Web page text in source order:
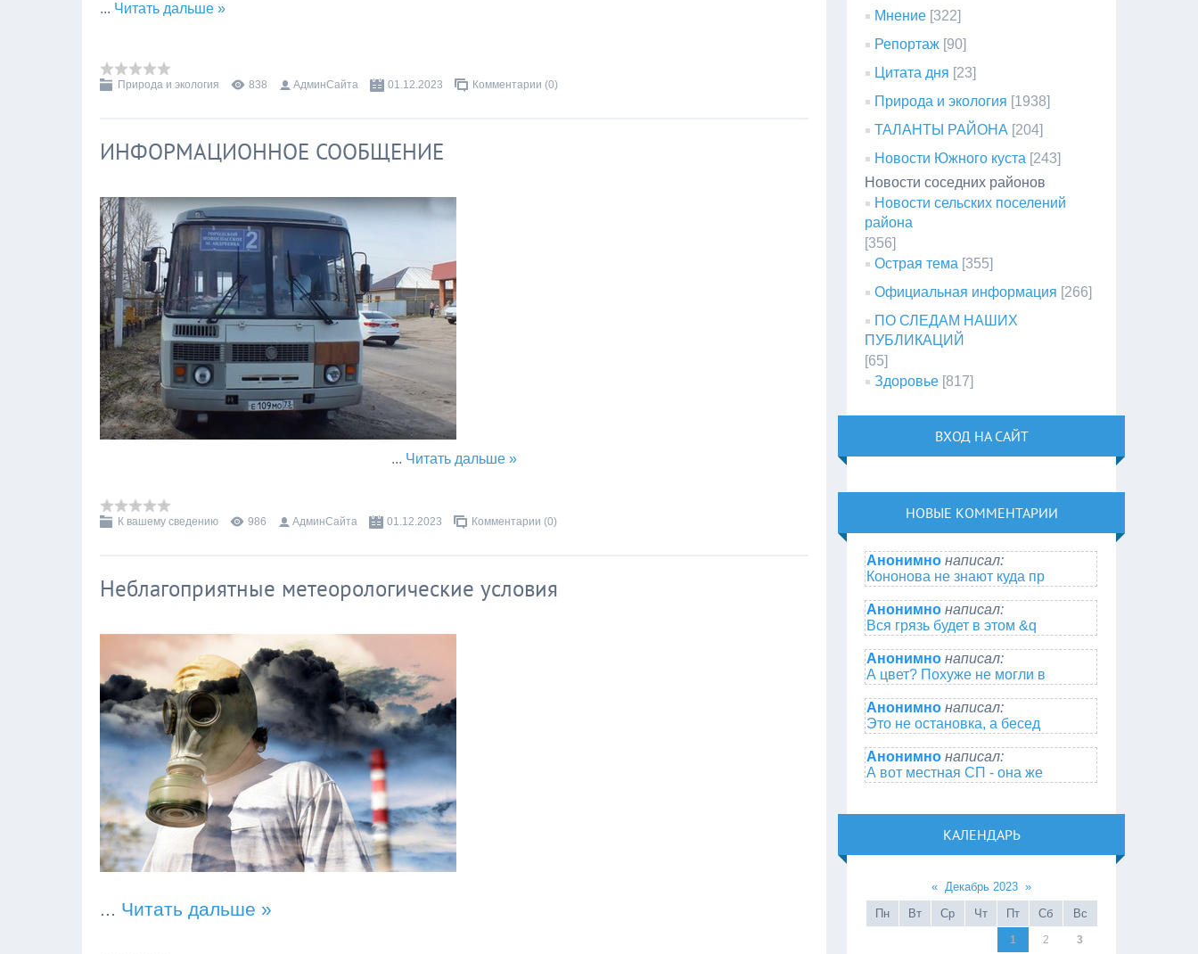
... Читать дальше »
Природа и экология 838 АдминСайта 01.12.2023 Комментарии (0)
ИНФОРМАЦИОННОЕ СООБЩЕНИЕ
... Читать дальше »
К вашему сведению 986 АдминСайта 01.12.2023 Комментарии (0)
Неблагоприятные метеорологические условия
... Читать дальше »
Мнение [322]
Репортаж [90]
Цитата дня [23]
Природа и экология [1938]
ТАЛАНТЫ РАЙОНА [204]
Новости Южного куста [243]
Новости соседних районов
Новости сельских поселений
района
[356]
Острая тема [355]
Официальная информация [266]
ПО СЛЕДАМ НАШИХ
ПУБЛИКАЦИЙ
[65]
Здоровье [817]
ВХОД НА САЙТ
НОВЫЕ КОММЕНТАРИИ
Анонимно написал:
Кононова не знают куда пр
Анонимно написал:
Вся грязь будет в этом &q
Анонимно написал:
А цвет? Похуже не могли в
Анонимно написал:
Это не остановка, а бесед
Анонимно написал:
А вот местная СП - она же
КАЛЕНДАРЬ
« Декабрь 2023 »
Пн
Вт Ср Чт Пт Сб Вс
1 2 3